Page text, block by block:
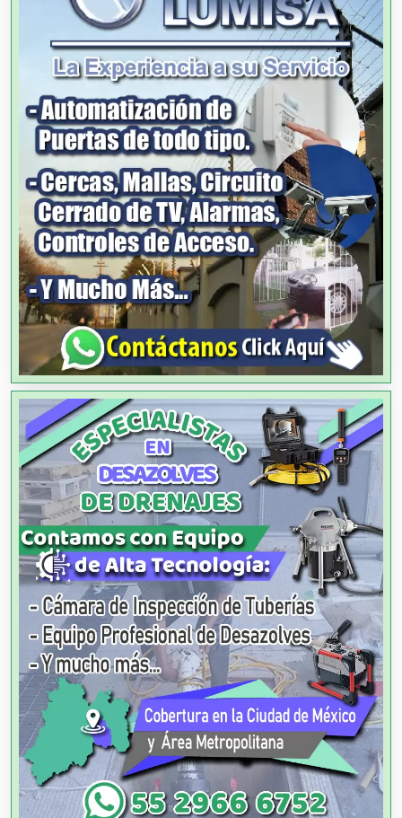
Agencias de Cobranza
Agencias de Colocación
Agencias de Modelos
Agencias de Publicidad
Agencias de Viajes
Agricultores
Agricultura y Ganadería
Agua Purificada
Aire Acondicionado
Alarmas
Albercas